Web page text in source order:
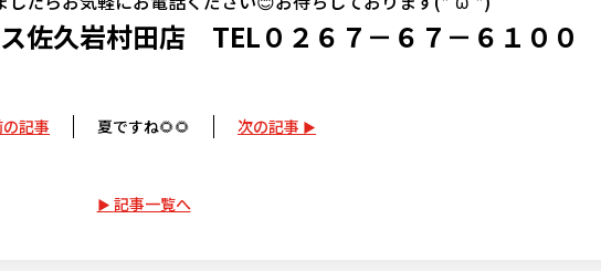
佐久岩村田店 TEL０２６７－６７－６１００
の記事 夏ですね🌻🌻 次の記事
記事一覧へ